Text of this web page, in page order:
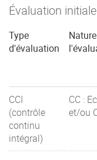
Évaluation
Type
d'évaluation
CCI
(contrôle
continu
intégral)
CC :
et/ou